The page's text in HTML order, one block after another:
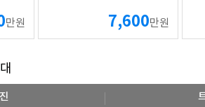
만원 7,600만원
대